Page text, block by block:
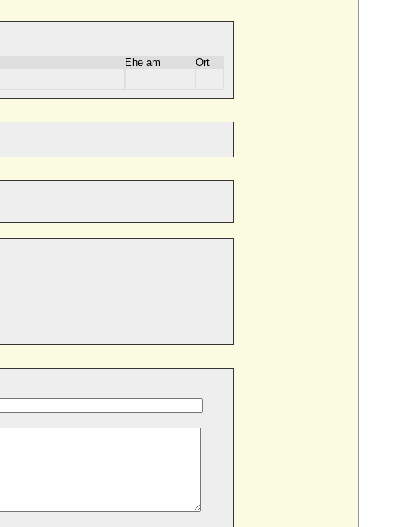
Ehe am
Ort